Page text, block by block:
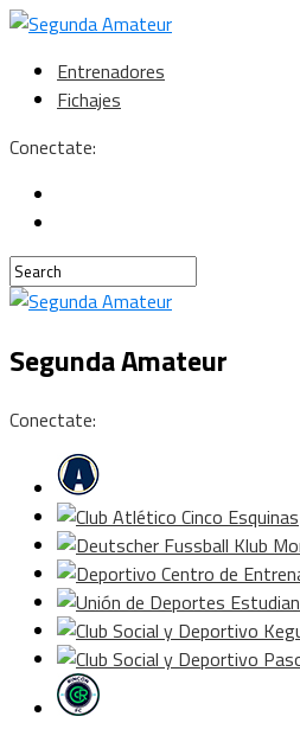
Entrenadores
Fichajes
Conectate:
Segunda Amateur
Conectate: